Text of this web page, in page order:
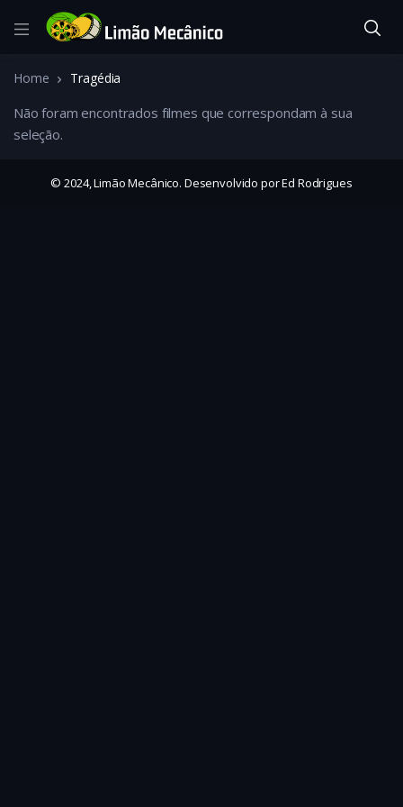
Home Tragédia
Não foram encontrados filmes que correspondam à sua
seleção.
© 2024, Limão Mecânico. Desenvolvido por Ed Rodrigues